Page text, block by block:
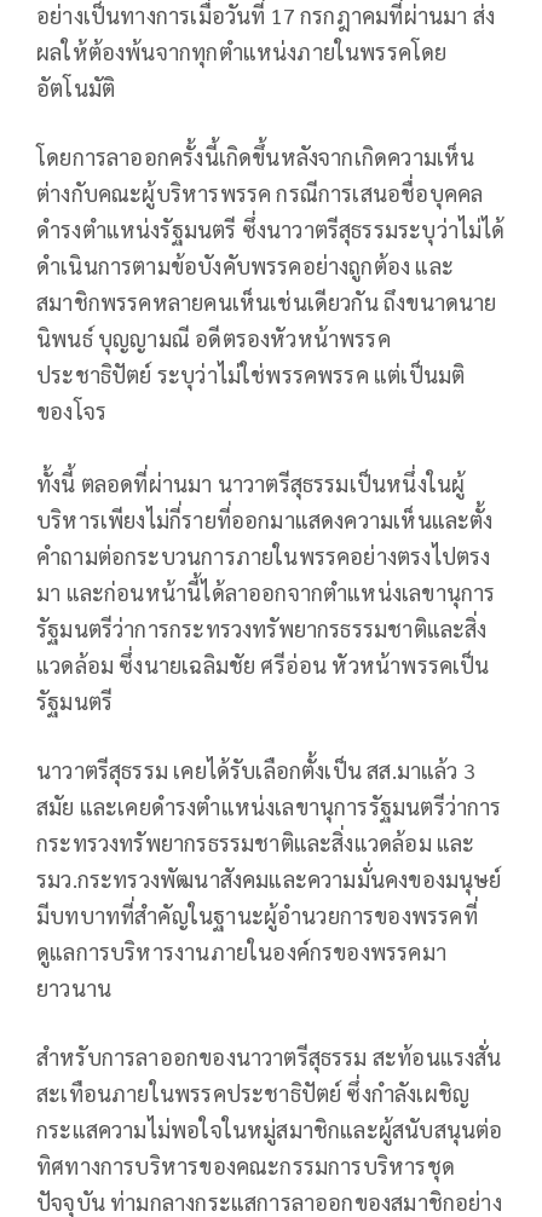
อย่างเป็นทางการเมื่อวันที่ 17 กรกฎาคมที่ผ่านมา ส่ง
ผลให้ต้องพ้นจากทุกตำแหน่งภายในพรรคโดย
อัตโนมัติ
โดยการลาออกครั้งนี้เกิดขึ้นหลังจากเกิดความเห็น
ต่างกับคณะผู้บริหารพรรค กรณีการเสนอชื่อบุคคล
ดำรงตำแหน่งรัฐมนตรี ซึ่งนาวาตรีสุธรรมระบุว่าไม่ได้
ดำเนินการตามข้อบังคับพรรคอย่างถูกต้อง และ
สมาชิกพรรคหลายคนเห็นเช่นเดียวกัน ถึงขนาดนาย
นิพนธ์ บุญญามณี อดีตรองหัวหน้าพรรค
ประชาธิปัตย์ ระบุว่าไม่ใช่พรรคพรรค แต่เป็นมติ
ของโจร
ทั้งนี้ ตลอดที่ผ่านมา นาวาตรีสุธรรมเป็นหนึ่งในผู้
บริหารเพียงไม่กี่รายที่ออกมาแสดงความเห็นและตั้ง
คำถามต่อกระบวนการภายในพรรคอย่างตรงไปตรง
มา และก่อนหน้านี้ได้ลาออกจากตำแหน่งเลขานุการ
รัฐมนตรีว่าการกระทรวงทรัพยากรธรรมชาติและสิ่ง
แวดล้อม ซึ่งนายเฉลิมชัย ศรีอ่อน หัวหน้าพรรคเป็น
รัฐมนตรี
นาวาตรีสุธรรม เคยได้รับเลือกตั้งเป็น สส.มาแล้ว 3
สมัย และเคยดำรงตำแหน่งเลขานุการรัฐมนตรีว่าการ
กระทรวงทรัพยากรธรรมชาติและสิ่งแวดล้อม และ
รมว.กระทรวงพัฒนาสังคมและความมั่นคงของมนุษย์
มีบทบาทที่สำคัญในฐานะผู้อำนวยการของพรรคที่
ดูแลการบริหารงานภายในองค์กรของพรรคมา
ยาวนาน
สำหรับการลาออกของนาวาตรีสุธรรม สะท้อนแรงสั่น
สะเทือนภายในพรรคประชาธิปัตย์ ซึ่งกำลังเผชิญ
กระแสความไม่พอใจในหมู่สมาชิกและผู้สนับสนุนต่อ
ทิศทางการบริหารของคณะกรรมการบริหารชุด
ปัจจุบัน ท่ามกลางกระแสการลาออกของสมาชิกอย่าง